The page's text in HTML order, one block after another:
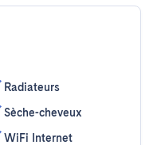
Radiateurs
Sèche-cheveux
WiFi Internet